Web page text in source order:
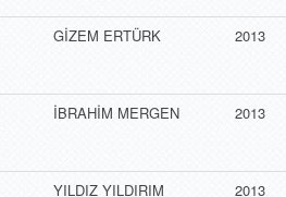
GİZEM ERTÜRK 2013
İBRAHİM MERGEN 2013
YILDIZ YILDIRIM 2013